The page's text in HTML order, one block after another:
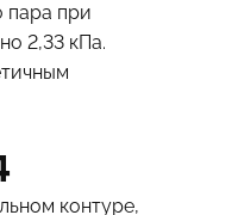
пара при
2,33 кПа.
контуре,